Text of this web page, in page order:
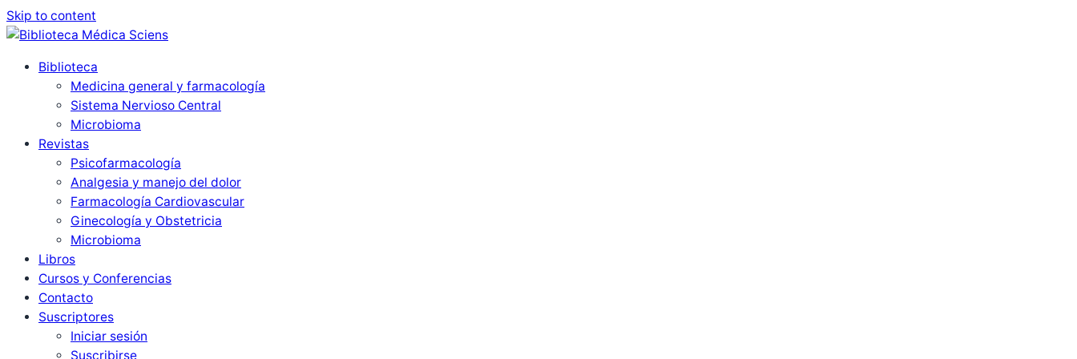
Skip to content
Biblioteca
Medicina general y farmacología
Sistema Nervioso Central
Microbioma
Revistas
Psicofarmacología
Analgesia y manejo del dolor
Farmacología Cardiovascular
Ginecología y Obstetricia
Microbioma
Libros
Cursos y Conferencias
Contacto
Suscriptores
Iniciar sesión
Suscribirse